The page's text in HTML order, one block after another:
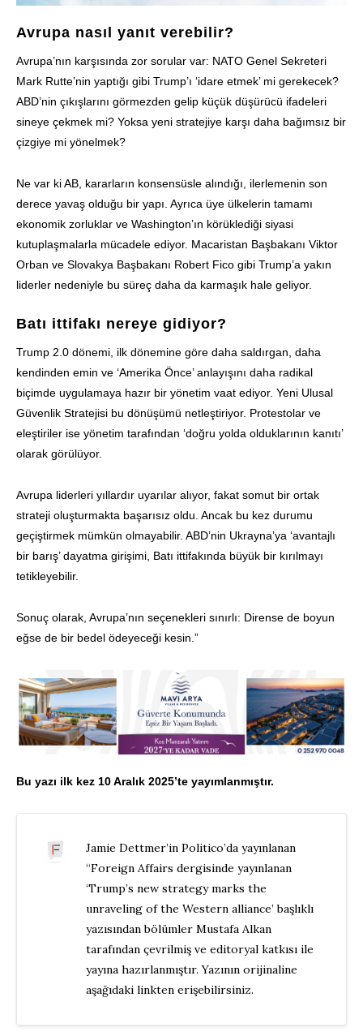
Avrupa nasıl yanıt verebilir?
Avrupa’nın karşısında zor sorular var: NATO Genel Sekreteri
Mark Rutte’nin yaptığı gibi Trump’ı ‘idare etmek’ mi gerekecek?
ABD’nin çıkışlarını görmezden gelip küçük düşürücü ifadeleri
sineye çekmek mi? Yoksa yeni stratejiye karşı daha bağımsız bir
çizgiye mi yönelmek?
Ne var ki AB, kararların konsensüsle alındığı, ilerlemenin son
derece yavaş olduğu bir yapı. Ayrıca üye ülkelerin tamamı
ekonomik zorluklar ve Washington’ın körüklediği siyasi
kutuplaşmalarla mücadele ediyor. Macaristan Başbakanı Viktor
Orban ve Slovakya Başbakanı Robert Fico gibi Trump’a yakın
liderler nedeniyle bu süreç daha da karmaşık hale geliyor.
Batı ittifakı nereye gidiyor?
Trump 2.0 dönemi, ilk dönemine göre daha saldırgan, daha
kendinden emin ve ‘Amerika Önce’ anlayışını daha radikal
biçimde uygulamaya hazır bir yönetim vaat ediyor. Yeni Ulusal
Güvenlik Stratejisi bu dönüşümü netleştiriyor. Protestolar ve
eleştiriler ise yönetim tarafından ‘doğru yolda olduklarının kanıtı’
olarak görülüyor.
Avrupa liderleri yıllardır uyarılar alıyor, fakat somut bir ortak
strateji oluşturmakta başarısız oldu. Ancak bu kez durumu
geçiştirmek mümkün olmayabilir. ABD’nin Ukrayna’ya ‘avantajlı
bir barış’ dayatma girişimi, Batı ittifakında büyük bir kırılmayı
tetikleyebilir.
Sonuç olarak, Avrupa’nın seçenekleri sınırlı: Dirense de boyun
eğse de bir bedel ödeyeceği kesin.”
Bu yazı ilk kez 10 Aralık 2025’te yayımlanmıştır.
Jamie Dettmer’in Politico’da yayınlanan
“Foreign Affairs dergisinde yayınlanan
‘Trump’s new strategy marks the
unraveling of the Western alliance’ başlıklı
yazısından bölümler Mustafa Alkan
tarafından çevrilmiş ve editoryal katkısı ile
yayına hazırlanmıştır. Yazının orijinaline
aşağıdaki linkten erişebilirsiniz.